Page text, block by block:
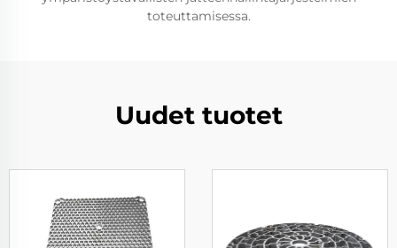
toteuttamisessa.
Uudet tuotet